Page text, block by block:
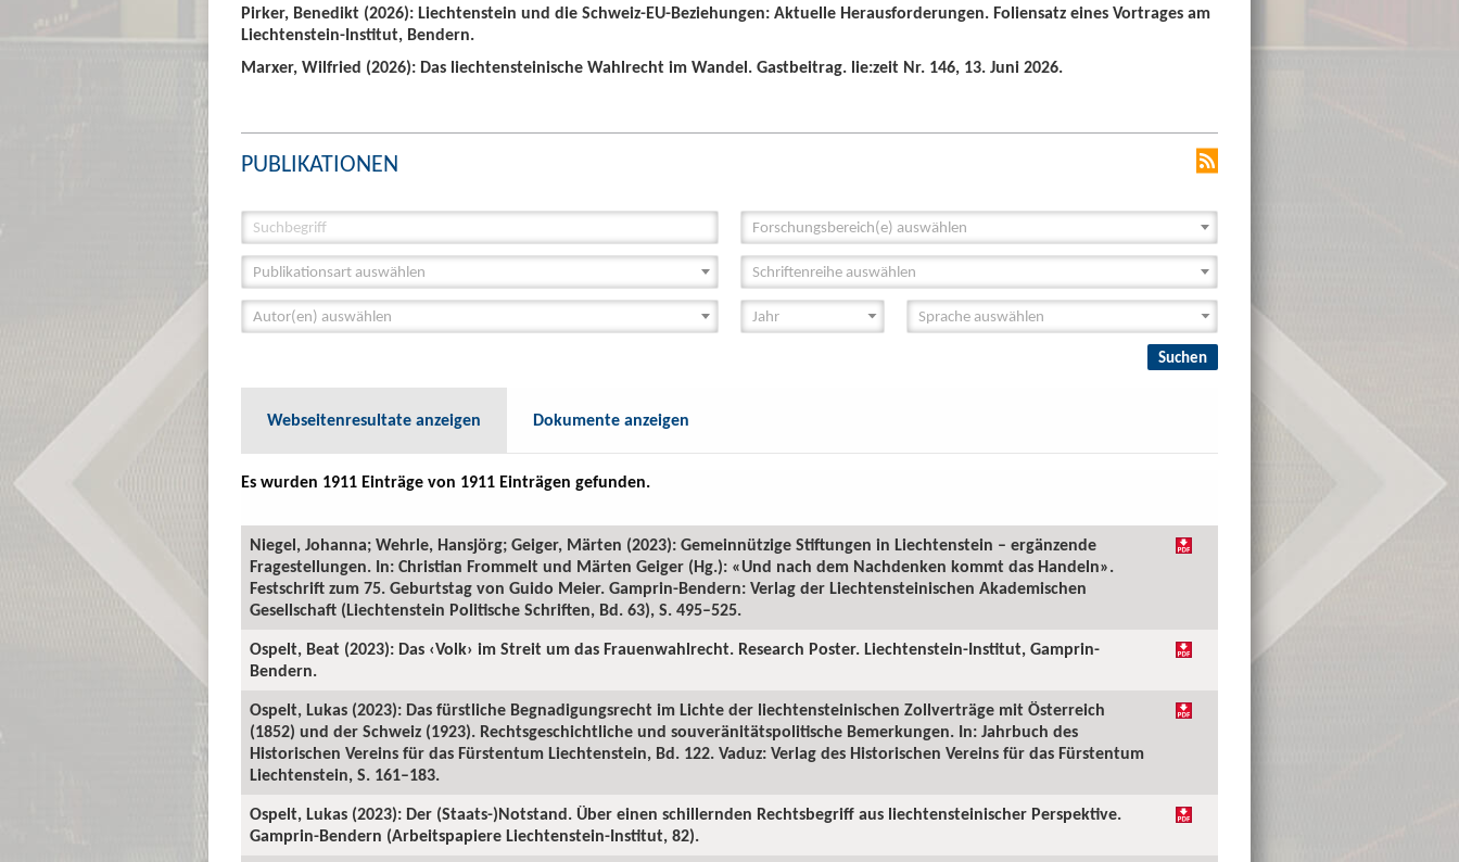
Pirker, Benedikt (2026): Liechtenstein und die Schweiz-EU-Beziehungen: Aktuelle Herausforderungen. Foliensatz eines Vortrages am
Liechtenstein-Institut, Bendern.
Marxer, Wilfried (2026): Das liechtensteinische Wahlrecht im Wandel. Gastbeitrag. lie:zeit Nr. 146, 13. Juni 2026.
PUBLIKATIONEN
Forschungsbereich(e) auswählen
Publikationsart auswählen Schriftenreihe auswählen
Autor(en) auswählen
Webseitenresultate anzeigen Dokumente anzeigen
Es wurden 1911 Einträge von 1911 Einträgen gefunden.
Niegel, Johanna; Wehrle, Hansjörg; Geiger, Märten (2023): Gemeinnützige Stiftungen in Liechtenstein – ergänzende
Fragestellungen. In: Christian Frommelt und Märten Geiger (Hg.): «Und nach dem Nachdenken kommt das Handeln».
Festschrift zum 75. Geburtstag von Guido Meier. Gamprin-Bendern: Verlag der Liechtensteinischen Akademischen
Gesellschaft (Liechtenstein Politische Schriften, Bd. 63), S. 495–525.
Ospelt, Beat (2023): Das ‹Volk› im Streit um das Frauenwahlrecht. Research Poster. Liechtenstein-Institut, Gamprin-
Bendern.
Ospelt, Lukas (2023): Das fürstliche Begnadigungsrecht im Lichte der liechtensteinischen Zollverträge mit Österreich
(1852) und der Schweiz (1923). Rechtsgeschichtliche und souveränitätspolitische Bemerkungen. In: Jahrbuch des
Historischen Vereins für das Fürstentum Liechtenstein, Bd. 122. Vaduz: Verlag des Historischen Vereins für das Fürstentum
Liechtenstein, S. 161–183.
Ospelt, Lukas (2023): Der (Staats-)Notstand. Über einen schillernden Rechtsbegriff aus liechtensteinischer Perspektive.
Gamprin-Bendern (Arbeitspapiere Liechtenstein-Institut, 82).